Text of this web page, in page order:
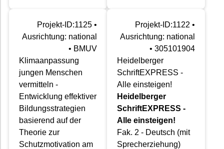
Projekt-ID:1125 •
Ausrichtung: national
• BMUV
Klimaanpassung
jungen Menschen
vermitteln -
Entwicklung effektiver
Bildungsstrategien
basierend auf der
Theorie zur
Schutzmotivation am
Projekt-ID:1122 •
Ausrichtung: national
• 305101904
Heidelberger
SchriftEXPRESS -
Alle einsteigen!
Heidelberger
SchriftEXPRESS -
Alle einsteigen!
Fak. 2 - Deutsch (mit
Sprecherziehung)